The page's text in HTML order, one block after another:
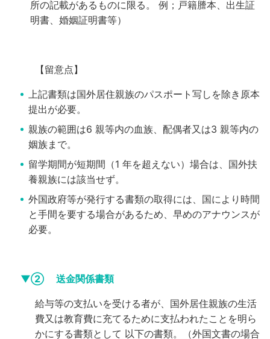
所の記載があるものに限る。
例；戸籍謄本、出生証
明書、婚姻証明書等）
【留意点】
上記書類は国外居住親族のパスポート写しを除き原本
提出が必要。
親族の範囲は6 親等内の血族、配偶者又は3 親等内の
姻族まで。
留学期間が短期間（1 年を超えない）場合は、国外扶
養親族には該当せず。
外国政府等が発行する書類の取得には、国により時間
と手間を要する場合があるため、早めのアナウンスが
必要。
▼② 送金関係書類
給与等の支払いを受ける者が、国外居住親族の生活
費又は教育費に充てるために支払われたことを明ら
かにする書類として 以下の書類。（外国文書の場合